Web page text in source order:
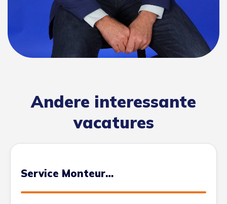
Andere interessante
vacatures
Service Monteur
Beveiligingsinstallaties